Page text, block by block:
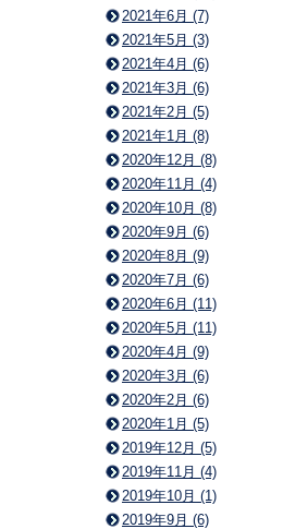
2021年6月 (7)
2021年5月 (3)
2021年4月 (6)
2021年3月 (6)
2021年2月 (5)
2021年1月 (8)
2020年12月 (8)
2020年11月 (4)
2020年10月 (8)
2020年9月 (6)
2020年8月 (9)
2020年7月 (6)
2020年6月 (11)
2020年5月 (11)
2020年4月 (9)
2020年3月 (6)
2020年2月 (6)
2020年1月 (5)
2019年12月 (5)
2019年11月 (4)
2019年10月 (1)
2019年9月 (6)